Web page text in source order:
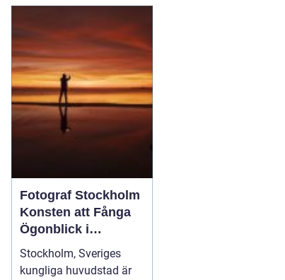
kultur och ...
Fotograf Stockholm
Konsten att Fånga
Ögonblick i
Huvudstaden
Stockholm, Sveriges
kungliga huvudstad är